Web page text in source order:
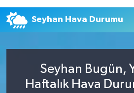
Seyhan Hava Durumu
Seyhan Bugün,
Haftalık Hava
ASAYİŞ
TURİZM
Namaz Vakitleri
Süper Lig Puan Durumu ve